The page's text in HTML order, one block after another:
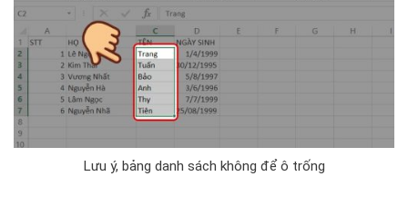
Lưu ý, bảng danh sách không để ô trống